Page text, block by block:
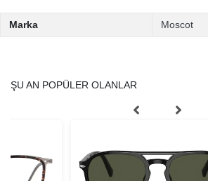
Marka Moscot
ŞU AN POPÜLER OLANLAR